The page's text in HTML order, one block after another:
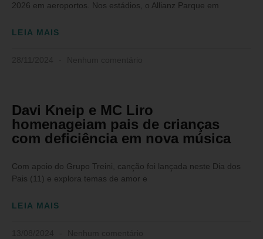
2026 em aeroportos. Nos estádios, o Allianz Parque em
LEIA MAIS
Davi Kneip e MC Liro
homenageiam pais de crianças
com deficiência em nova música
Com apoio do Grupo Treini, canção foi lançada neste Dia dos
Pais (11) e explora temas de amor e
LEIA MAIS